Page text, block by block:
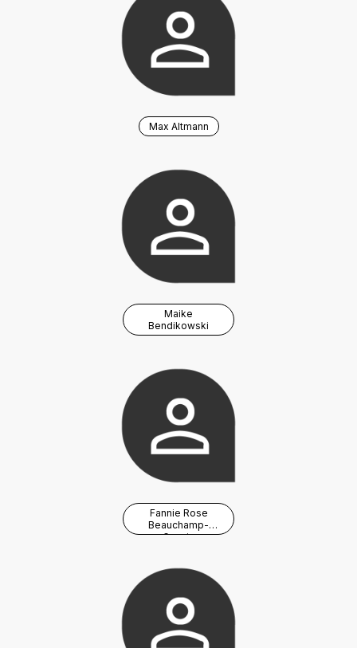
Max Altmann
Maike
Bendikowski
Fannie Rose
Beauchamp-
Gauvin